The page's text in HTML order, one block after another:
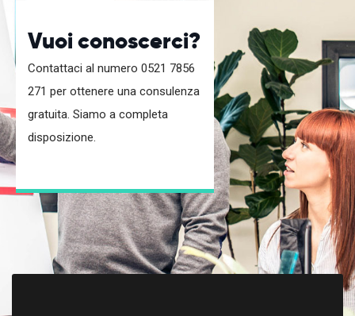
Vuoi conoscerci?
Contattaci al numero 0521 7856
271 per ottenere una consulenza
gratuita. Siamo a completa
disposizione.